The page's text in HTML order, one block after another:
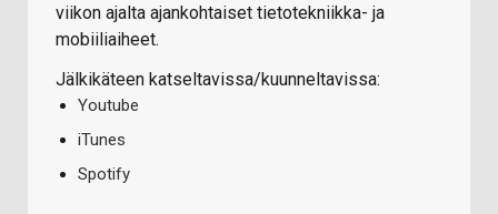
viikon ajalta ajankohtaiset tietotekniikka- ja
mobiiliaiheet.
Jälkikäteen katseltavissa/kuunneltavissa:
Youtube
iTunes
Spotify